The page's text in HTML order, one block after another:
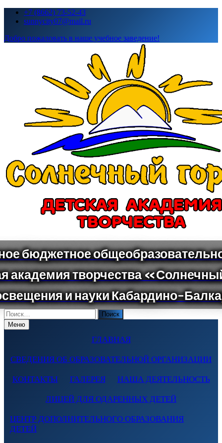
Перейти+7 (8662) 73-52-43
sunnycity07@mail.ru
Добро пожаловать в наше учебное заведение!
Поиск
по:Меню
ГЛАВНАЯ
СВЕДЕНИЯ ОБ ОБРАЗОВАТЕЛЬНОЙ ОРГАНИЗАЦИИ
КОНТАКТЫ ГАЛЕРЕЯ НАША ДЕЯТЕЛЬНОСТЬ
ЛИЦЕЙ ДЛЯ ОДАРЕННЫХ ДЕТЕЙ
ЦЕНТР ДОПОЛНИТЕЛЬНОГО ОБРАЗОВАНИЯ
ДЕТЕЙ